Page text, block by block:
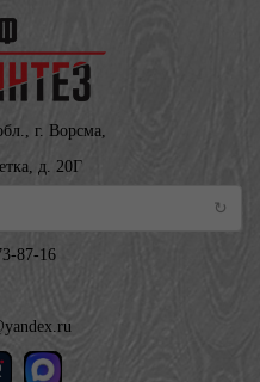
г. Ворсма,
д. 20Г
87-16